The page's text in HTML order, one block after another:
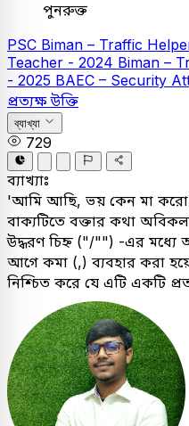
পুনরুক্ত
PSC Biman – Traffic
Teacher - 2024 Biman –
- 2025 BAEC – Security
প্রত্যক্ষ উক্তি
ব্যাখ্যা
729
ব্যাখ্যাঃ
'আমি আছি, ভয় কেন মা
বাক্যটিতে বক্তার কথা
উদ্ধরণ চিহ্ন ("/"") -এর মধ্যে
আগে কমা (,) ব্যবহার করা
নিশ্চিত করে যে এটি একটি